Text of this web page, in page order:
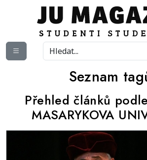
Seznam
Přehled článků
MASARYKOVA